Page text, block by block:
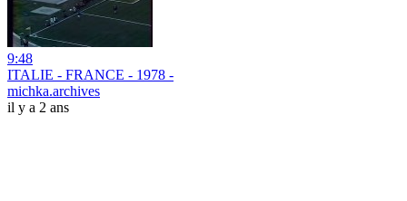
9:48
ITALIE - FRANCE - 1978 -
michka.archives
il y a 2 ans